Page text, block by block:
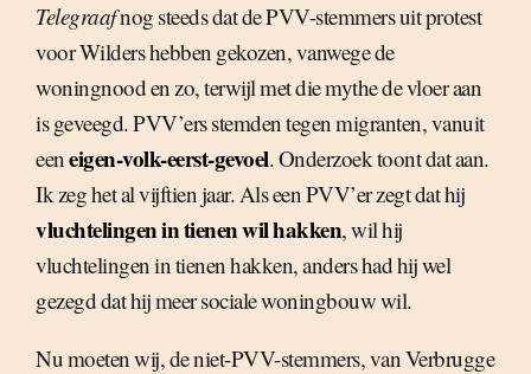
Telegraafnog steeds dat de PVV-stemmers uit protest
voor Wilders hebben gekozen, vanwege de
woningnood en zo, terwijl met die mythe de vloer aan
is geveegd. PVV’ers stemden tegen migranten, vanuit
eeneigen-volk-eerst-gevoel. Onderzoek toont dat aan.
Ik zeg het al vijftien jaar. Als een PVV’er zegt dat hij
vluchtelingen in tienen wil hakken, wil hij
vluchtelingen in tienen hakken, anders had hij wel
gezegd dat hij meer sociale woningbouw wil.
Nu moeten wij, de niet-PVV-stemmers, van Verbrugge